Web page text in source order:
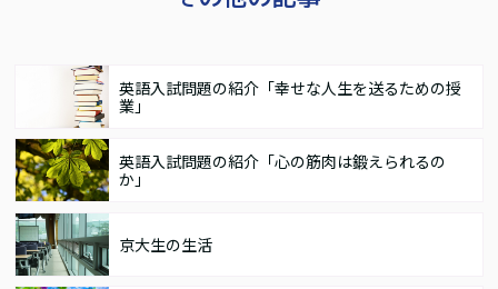
英語入試問題の紹介「幸せな人生を送るための授
業」
英語入試問題の紹介「心の筋肉は鍛えられるの
か」
京大生の生活